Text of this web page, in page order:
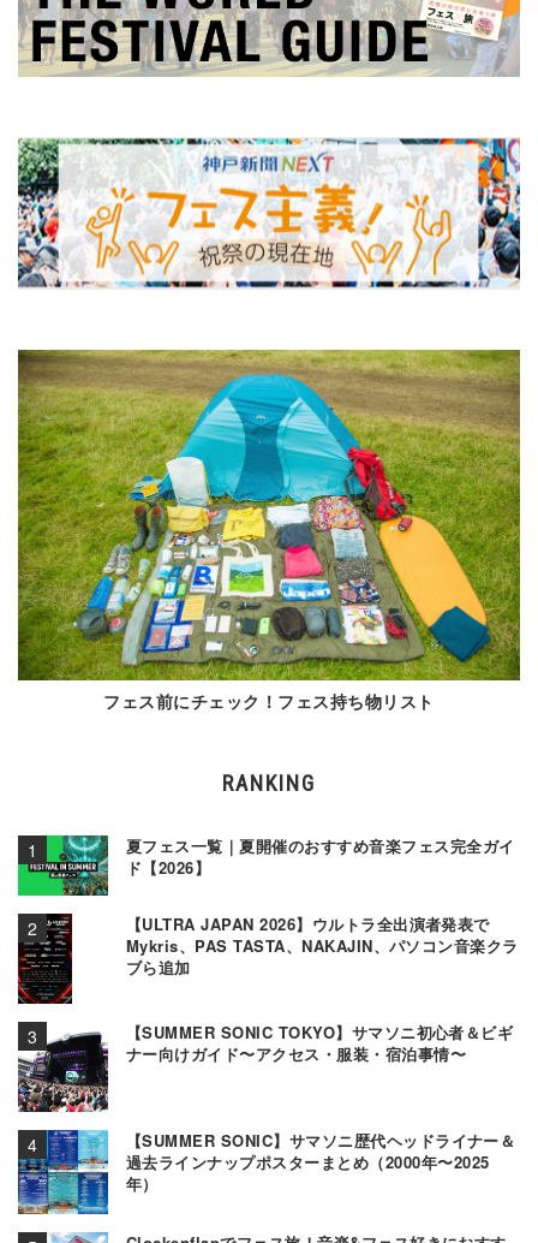
フェス前にチェック！フェス持ち物リスト
RANKING
夏フェス一覧｜夏開催のおすすめ音楽フェス完全ガイ
ド【2026】
【ULTRA JAPAN 2026】ウルトラ全出演者発表で
Mykris、PAS TASTA、NAKAJIN、パソコン音楽クラ
ブら追加
【SUMMER SONIC TOKYO】サマソニ初心者＆ビギ
ナー向けガイド〜アクセス・服装・宿泊事情〜
【SUMMER SONIC】サマソニ歴代ヘッドライナー＆
過去ラインナップポスターまとめ（2000年〜2025
年）